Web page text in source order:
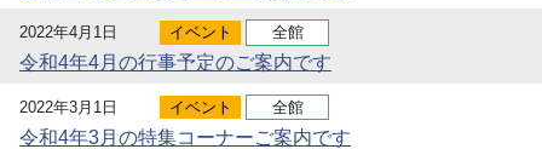
2022年4月1日 イベント 全館
令和4年4月の行事予定のご案内です
2022年3月1日 イベント 全館
令和4年3月の特集コーナーご案内です